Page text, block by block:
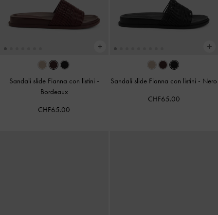
Sandali slide Fianna con listini -
Bordeaux
CHF65.00
Sandali slide Fianna con listini - Nero
CHF65.00